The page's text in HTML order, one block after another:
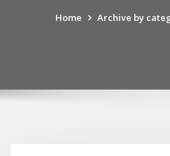
Home Archive by